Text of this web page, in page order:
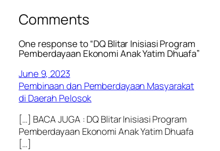
Comments
One response to “DQ Blitar Inisiasi Program
Pemberdayaan Ekonomi Anak Yatim Dhuafa”
June 9, 2023
Pembinaan dan Pemberdayaan Masyarakat
di Daerah Pelosok
[…] BACA JUGA : DQ Blitar Inisiasi Program
Pemberdayaan Ekonomi Anak Yatim Dhuafa
[…]